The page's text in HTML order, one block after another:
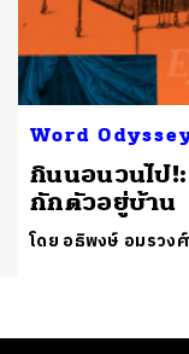
Word
กินนอนวนไป
กักตัวอยู่บ้าน
โดย อธิพงษ์ อมรวง